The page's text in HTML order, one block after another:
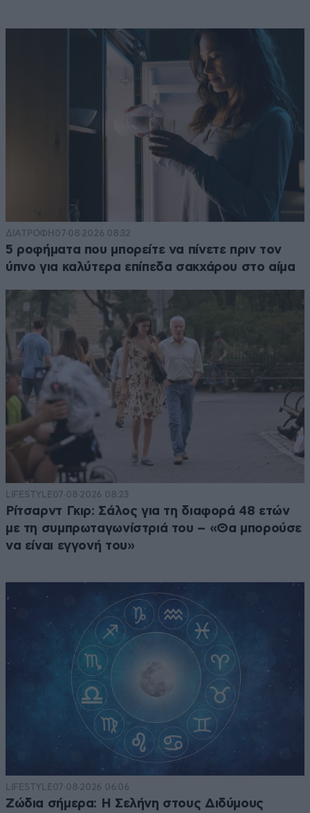
ΔΙΑΤΡΟΦΗ 07·08·2026 08:32
5 ροφήματα που μπορείτε να πίνετε πριν τον
ύπνο για καλύτερα επίπεδα σακχάρου στο αίμα
LIFESTYLE07·08·2026 08:23
Ρίτσαρντ Γκιρ: Σάλος για τη διαφορά 48 ετών
με τη συμπρωταγωνίστριά του – «Θα μπορούσε
να είναι εγγονή του»
LIFESTYLE07·08·2026 06:06
Ζώδια σήμερα: Η Σελήνη στους Διδύμους